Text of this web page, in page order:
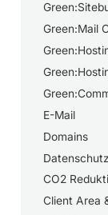
Green:Mail
E-Mail
Domains
CO2
Client Area